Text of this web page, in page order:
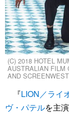
(C) 2018 HOTEL
AUSTRALIAN FILM
AND
『LION／ライ
ヴ・パテルを主